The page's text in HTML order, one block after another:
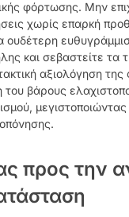
φόρτωσης. Μην
χωρίς επαρκή
ουδέτερη
και σεβαστείτε τα
αξιολόγηση της
του βάρους
προς την